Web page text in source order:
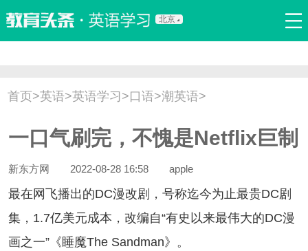
北京
双语新闻 口译翻译 职场英语 娱乐英语
流行语 新概念
首页>英语>英语学习 >口语>潮英语>
一口气刷完，不愧是Netflix巨制
新东方网 2022-08-28 16:58 apple
网飞播出的DC漫改剧，号称迄今为止最贵DC剧
集，1.7亿美元成本，改编自“有史以来最伟大的DC漫
画之一”《睡魔The Sandman》。